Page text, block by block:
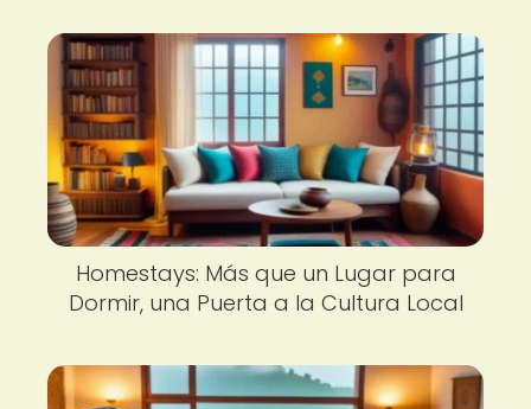
Homestays: Más que un Lugar para
Dormir, una Puerta a la Cultura Local